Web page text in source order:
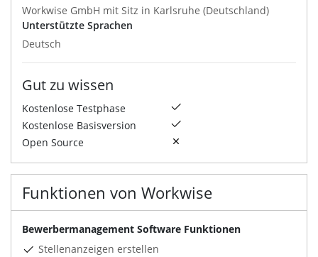
Workwise GmbH mit Sitz in Karlsruhe (Deutschland)
Unterstützte Sprachen
Deutsch
Gut zu wissen
Kostenlose Testphase
Kostenlose Basisversion
Open Source
Funktionen von Workwise
Bewerbermanagement Software Funktionen
Stellenanzeigen erstellen